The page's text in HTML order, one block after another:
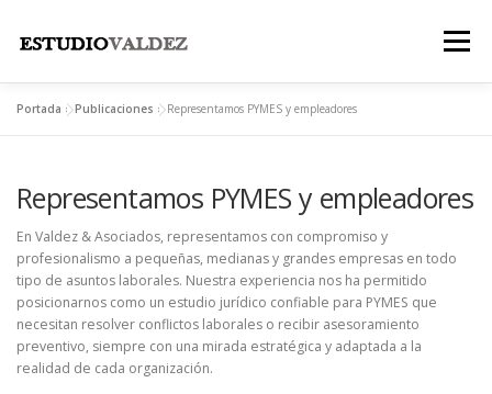
contenido
Menú
LEGALES PUBLICACIONES CONTACTO
Portada »Publicaciones »Representamos PYMES y empleadores
Representamos PYMES y empleadores
En Valdez & Asociados, representamos con compromiso y
profesionalismo a pequeñas, medianas y grandes empresas en todo
tipo de asuntos laborales. Nuestra experiencia nos ha permitido
posicionarnos como un estudio jurídico confiable para PYMES que
necesitan resolver conflictos laborales o recibir asesoramiento
preventivo, siempre con una mirada estratégica y adaptada a la
realidad de cada organización.